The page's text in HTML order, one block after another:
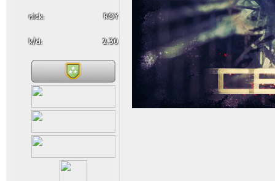
nick: ROY
k/d: 2.30